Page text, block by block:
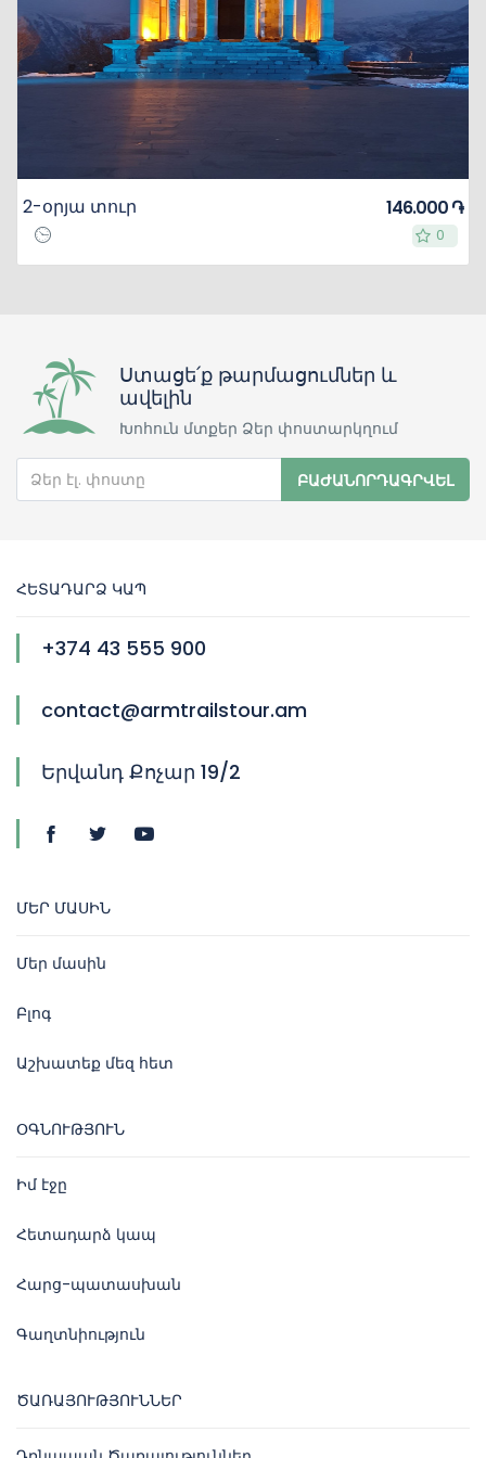
2-օրյա տուր
0
0
146.000 ֏
Ստացե՛ք թարմացումներ և
ավելին
Խոհուն մտքեր Ձեր փոստարկղում
ԲԱԺԱՆՈՐԴԱԳՐՎԵԼ
ՀԵՏԱԴԱՐՁ ԿԱՊ
+374 43 555 900
contact@armtrailstour.am
Երվանդ Քոչար 19/2
ՄԵՐ ՄԱՍԻՆ
Մեր մասին
Բլոգ
Աշխատեք մեզ հետ
ՕԳՆՈՒԹՅՈՒՆ
Իմ էջը
Հետադարձ կապ
Հարց-պատասխան
Գաղտնիություն
ԾԱՌԱՅՈՒԹՅՈՒՆՆԵՐ